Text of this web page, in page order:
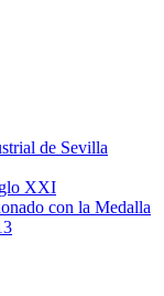
de Sevilla
XXI
con la Medalla